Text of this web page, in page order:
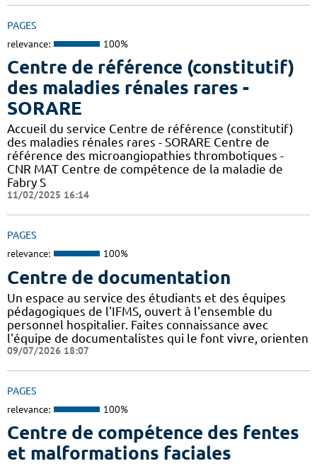
PAGES
relevance: 100%
Centre de référence (constitutif)
des maladies rénales rares -
SORARE
Accueil du service Centre de référence (constitutif)
des maladies rénales rares - SORARE Centre de
référence des microangiopathies thrombotiques -
CNR MAT Centre de compétence de la maladie de
Fabry S
11/02/2025 16:14
PAGES
relevance: 100%
Centre de documentation
Un espace au service des étudiants et des équipes
pédagogiques de l'IFMS, ouvert à l'ensemble du
personnel hospitalier. Faites connaissance avec
l'équipe de documentalistes qui le font vivre, orienten
09/07/2026 18:07
PAGES
relevance: 100%
Centre de compétence des fentes
et malformations faciales